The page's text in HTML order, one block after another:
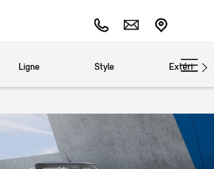
Ligne Style Extérieur